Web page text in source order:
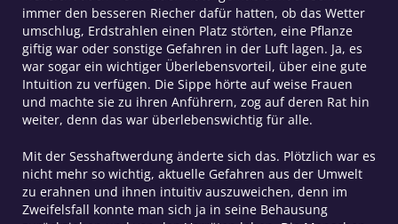
immer den besseren Riecher dafür hatten, ob das Wetter
umschlug, Erdstrahlen einen Platz störten, eine Pflanze
giftig war oder sonstige Gefahren in der Luft lagen. Ja, es
war sogar ein wichtiger Überlebensvorteil, über eine gute
Intuition zu verfügen. Die Sippe hörte auf weise Frauen
und machte sie zu ihren Anführern, zog auf deren Rat hin
weiter, denn das war überlebenswichtig für alle.
Mit der Sesshaftwerdung änderte sich das. Plötzlich war es
nicht mehr so wichtig, aktuelle Gefahren aus der Umwelt
zu erahnen und ihnen intuitiv auszuweichen, denn im
Zweifelsfall konnte man sich ja in seine Behausung